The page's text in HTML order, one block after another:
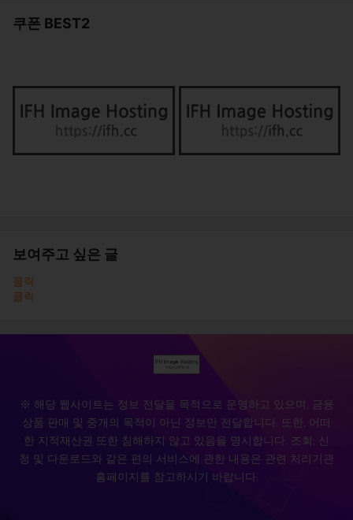
쿠폰 BEST2
보여주고 싶은 글
클릭
클릭
※ 해당 웹사이트는 정보 전달을 목적으로 운영하고 있으며, 금융
상품 판매 및 중개의 목적이 아닌 정보만 전달합니다. 또한, 어떠
한 지적재산권 또한 침해하지 않고 있음을 명시합니다. 조회, 신
청 및 다운로드와 같은 편의 서비스에 관한 내용은 관련 처리기관
홈페이지를 참고하시기 바랍니다.